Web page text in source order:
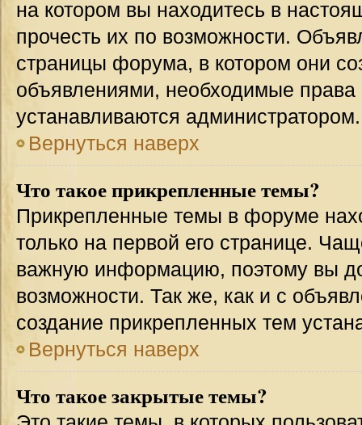
на котором вы находитесь в
прочесть их по возможности.
страницы форума, в котором они
объявлениями, необходимые права
устанавливаются администратором.
Вернуться наверх
Что такое прикрепленные темы?
Прикрепленные темы в форуме
только на первой его странице.
важную информацию, поэтому вы
возможности. Так же, как и с
создание прикрепленных тем
Вернуться наверх
Что такое закрытые темы?